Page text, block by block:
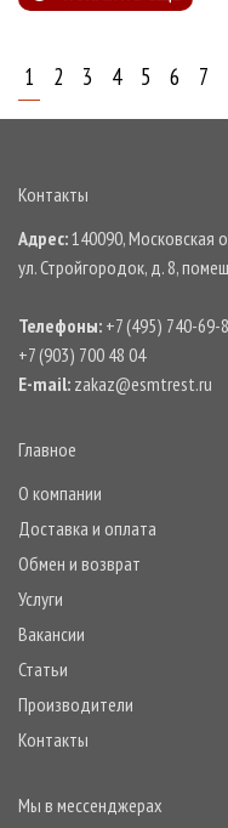
1 2 3 4 5 6 7
Контакты
Адрес:140090, Московская
ул. Стройгородок, д. 8,
Телефоны: +7 (495) 740-69-
+7 (903) 700 48 04
E-mail: zakaz@esmtrest.ru
Главное
О компании
Доставка и оплата
Обмен и возврат
Услуги
Вакансии
Статьи
Производители
Контакты
Мы в мессенджерах